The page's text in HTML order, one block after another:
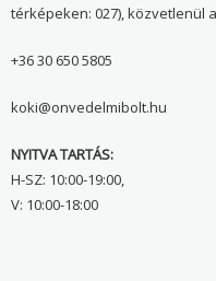
térképeken: 027), közvetlenül a
+36 30 650 5805
koki@onvedelmibolt.hu
NYITVA TARTÁS:
H-SZ: 10:00-19:00,
V: 10:00-18:00